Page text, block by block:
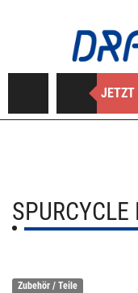
JETZT
SPURCYCLE
Zubehör / Teile